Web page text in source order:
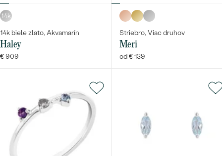
14k
14k biele zlato, Akvamarín
Haley
€ 909
Striebro, Viac druhov
Meri
od € 139